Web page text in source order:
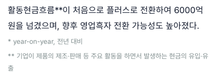
활동현금흐름**이 처음으로 플러스로 전환하여 6000억
원을 넘겼으며, 향후 영업흑자 전환 가능성도 높아졌다.
* year-on-year, 전년 대비
** 기업이 제품의 제조·판매 등 주요 활동을 하면서 발생하는 현금의 유입·유
출